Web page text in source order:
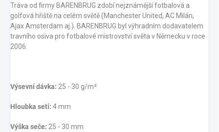
vydatnost:
50 ml přípravku
stačí k přípravě cca 2-5 l
aplikační kapaliny (na
součástí balení je
Tráva od firmy BARENBRUG zdobí nejznámější fotbalová a
golfová hřiště na celém světě (Manchester United, AC Milán,
Ajax Amsterdam aj.). BARENBRUG byl výhradním dodavatelem
travního osiva pro fotbalové mistrovství světa v Německu v roce
2006.
Výsevní dávka: 25 - 30 g/m²
Hloubka setí: 4 mm
Výška seče: 25 - 30 mm